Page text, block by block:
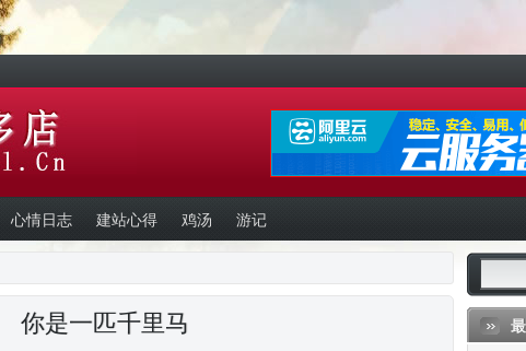
心情日志 建站心得 鸡汤 游记
你是一匹千里马